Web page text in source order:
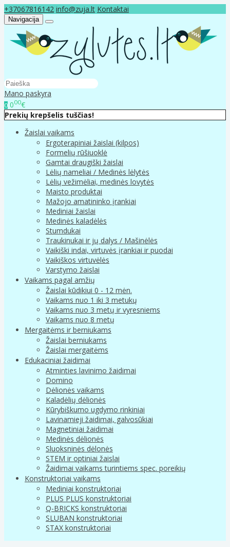
+37067816142 info@zuja.lt Kontaktai
Navigacija
Mano paskyra
0 000€
Prekių krepšelis tuščias!
Žaislai vaikams
Ergoterapiniai žaislai (kilpos)
Formelių rūšiuoklė
Gamtai draugiški žaislai
Lėlių nameliai / Medinės lėlytės
Lėlių vežimėliai, medinės lovytės
Maisto produktai
Mažojo amatininko įrankiai
Mediniai žaislai
Medinės kaladėlės
Stumdukai
Traukinukai ir jų dalys / Mašinėlės
Vaikiški indai, virtuvės įrankiai ir puodai
Vaikiškos virtuvėlės
Varstymo žaislai
Vaikams pagal amžių
Žaislai kūdikiui 0 - 12 mėn.
Vaikams nuo 1 iki 3 metukų
Vaikams nuo 3 metų ir vyresniems
Vaikams nuo 8 metų
Mergaitėms ir berniukams
Žaislai berniukams
Žaislai mergaitėms
Edukaciniai žaidimai
Atminties lavinimo žaidimai
Domino
Dėlionės vaikams
Kaladėlių dėlionės
Kūrybiškumo ugdymo rinkiniai
Lavinamieji žaidimai, galvosūkiai
Magnetiniai žaidimai
Medinės dėlionės
Sluoksninės dėlonės
STEM ir optiniai žaislai
Žaidimai vaikams turintiems spec. poreikių
Konstruktoriai vaikams
Mediniai konstruktoriai
PLUS PLUS konstruktoriai
Q-BRICKS konstruktoriai
SLUBAN konstruktoriai
STAX konstruktoriai